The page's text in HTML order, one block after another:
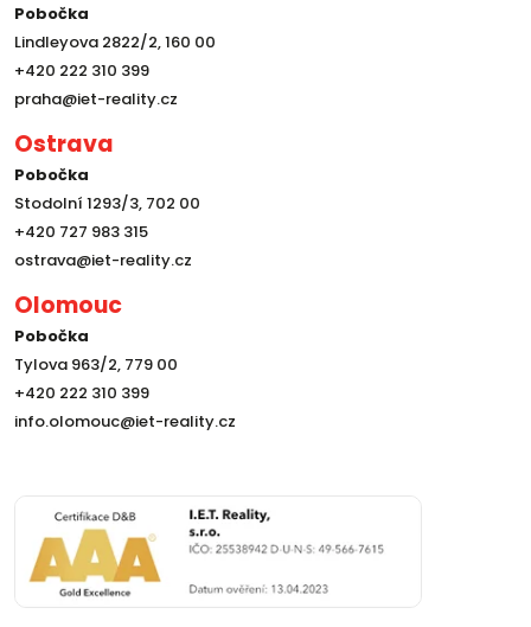
Pobočka
Lindleyova 2822/2, 160 00
+420 222 310 399
praha@iet-reality.cz
Ostrava
Pobočka
Stodolní 1293/3, 702 00
+420 727 983 315
ostrava@iet-reality.cz
Olomouc
Pobočka
Tylova 963/2, 779 00
+420 222 310 399
info.olomouc@iet-reality.cz